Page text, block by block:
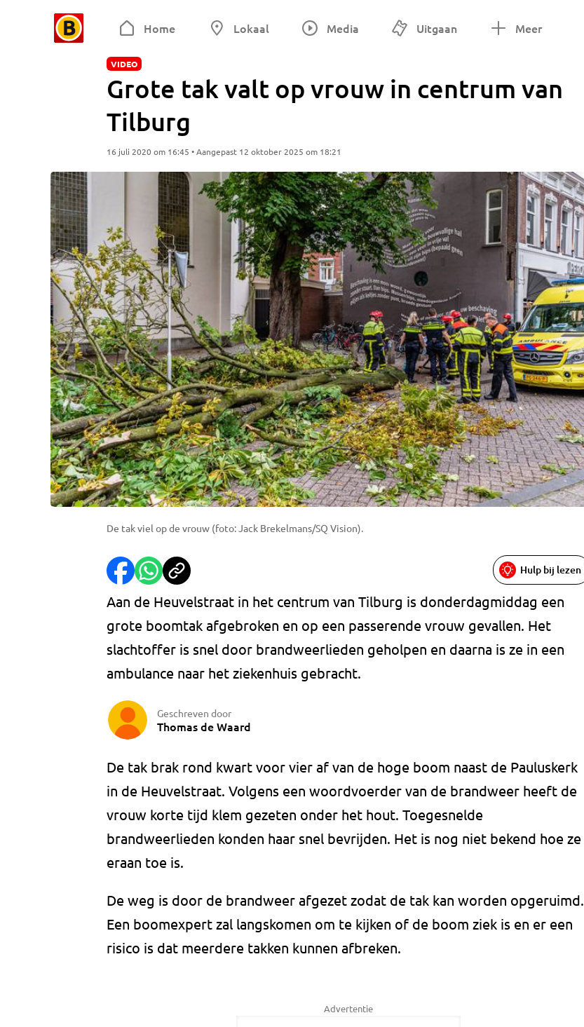
Home Lokaal Media Uitgaan Meer
VIDEO
Grote tak valt op vrouw in centrum van
Tilburg
16 juli 2020 om 16:45 • Aangepast 12 oktober 2025 om 18:21
De tak viel op de vrouw (foto: Jack Brekelmans/SQ Vision).
Hulp bij lezen
Aan de Heuvelstraat in het centrum van Tilburg is donderdagmiddag een
grote boomtak afgebroken en op een passerende vrouw gevallen. Het
slachtoffer is snel door brandweerlieden geholpen en daarna is ze in een
ambulance naar het ziekenhuis gebracht.
Geschreven door
Thomas de Waard
De tak brak rond kwart voor vier af van de hoge boom naast de Pauluskerk
in de Heuvelstraat. Volgens een woordvoerder van de brandweer heeft de
vrouw korte tijd klem gezeten onder het hout. Toegesnelde
brandweerlieden konden haar snel bevrijden. Het is nog niet bekend hoe ze
eraan toe is.
De weg is door de brandweer afgezet zodat de tak kan worden opgeruimd.
Een boomexpert zal langskomen om te kijken of de boom ziek is en er een
risico is dat meerdere takken kunnen afbreken.
Advertentie